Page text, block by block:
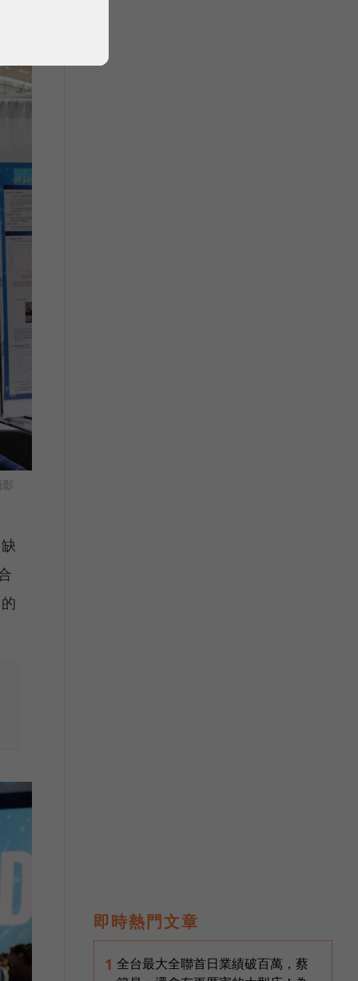
即時熱門文章
1 全台最大全聯首日業績破百萬，蔡